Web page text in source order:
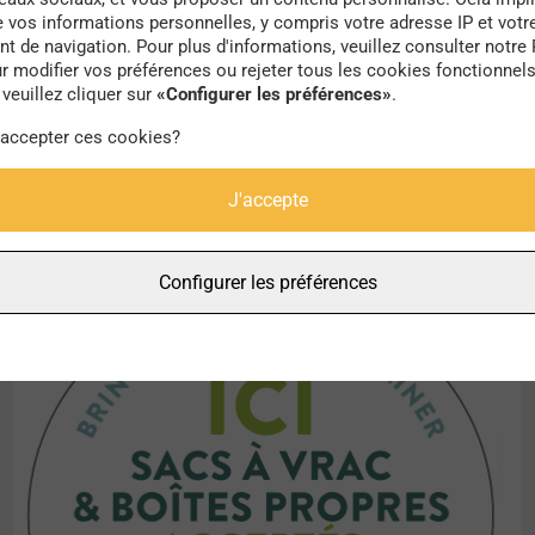
Communecter, on retrouve également les lieux
à réparer vos objets. La plateforme est ouverte à
créant un compte sur
commerçants d’accepterl’utilisation de
S’ils sont favorables, ils reçoivent un autocollant
carte plus restreinte des “commerçants zéro
vos informations personnelles, y compris votre adresse IP et
de navigation. Pour plus d'informations, veuillez consulter notre
modifier vos préférences ou rejeter tous les cookies
cliquer sur «Configurer les préférences».
ces cookies?
J'accepte
Configurer les préférences